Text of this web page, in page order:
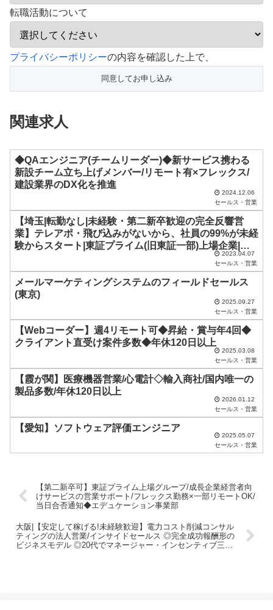
転職活動について
こ
フ
ー
ド
は
の
ま
ま
し
て
さ
プライバシーポリシーの内容を確認した上で、
関連求人
◆QAエンジニア(チームリーダー)◆新サービス携わる
新設チーム立ち上げメンバー/リモート有×フレックス/
建設業界のDX化を推進
2024.12.06
セールス・営業
【埼玉|転勤なし|未経験・第二新卒歓迎の完全反響営
業】テレアポ・飛び込みがないから、社員の99%が未経
験からスタート|東証プライム(旧東証一部)上場企業|設
立以来連続で拡大成長を続けているリユースベンチャー
2023.04.07
セールス・営業
メールマーケティングシステムのフィールドセールス
(東京)
2025.09.27
セールス・営業
【Webコーダー】週4リモート可◆昇給・賞与年4回◆
クライアント直受け案件多数◆年休120日以上
2025.03.08
セールス・営業
【霞が関】医療機器営業/心電計◇輸入商社/国内唯一の
製品多数/年休120日以上
2026.01.12
セールス・営業
【愛知】ソフトウェア評価エンジニア
2025.05.07
セールス・営業
【第二新卒可】東証プライム上場グループ/成長企業経営者向
けサービスの営業サポート/フレックス勤務×一部リモートOK/
当日合否通知◆エデュケーション事業部
大阪|【安定して稼げる!未経験歓迎】電力コスト削減コンサル
ティングの法人営業/インサイドセールス ◎完全成功報酬形の
ビジネスモデル ◎20代でマネージャー・インセンティブ三桁